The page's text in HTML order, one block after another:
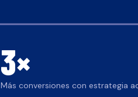
3×
Más conversiones con estrategia